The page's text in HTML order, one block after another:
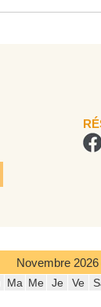
Novembre 2026
Ma Me Je Ve